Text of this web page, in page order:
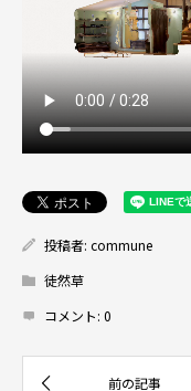
投稿者: commune
徒然草
コメント: 0